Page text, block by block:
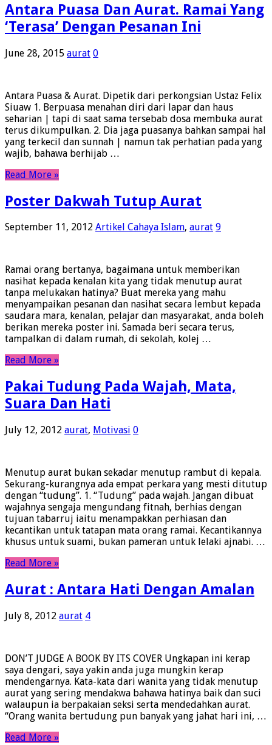
Antara Puasa Dan Aurat. Ramai Yang
‘Terasa’ Dengan Pesanan Ini
June 28, 2015 aurat 0
Antara Puasa & Aurat. Dipetik dari perkongsian Ustaz Felix
Siuaw 1. Berpuasa menahan diri dari lapar dan haus
seharian | tapi di saat sama tersebab dosa membuka aurat
terus dikumpulkan. 2. Dia jaga puasanya bahkan sampai hal
yang terkecil dan sunnah | namun tak perhatian pada yang
wajib, bahawa berhijab …
Read More »
Poster Dakwah Tutup Aurat
September 11, 2012 Artikel Cahaya Islam, aurat 9
Ramai orang bertanya, bagaimana untuk memberikan
nasihat kepada kenalan kita yang tidak menutup aurat
tanpa melukakan hatinya? Buat mereka yang mahu
menyampaikan pesanan dan nasihat secara lembut kepada
saudara mara, kenalan, pelajar dan masyarakat, anda boleh
berikan mereka poster ini. Samada beri secara terus,
tampalkan di dalam rumah, di sekolah, kolej …
Read More »
Pakai Tudung Pada Wajah, Mata,
Suara Dan Hati
July 12, 2012 aurat, Motivasi 0
Menutup aurat bukan sekadar menutup rambut di kepala.
Sekurang-kurangnya ada empat perkara yang mesti ditutup
dengan “tudung”. 1. “Tudung” pada wajah. Jangan dibuat
wajahnya sengaja mengundang fitnah, berhias dengan
tujuan tabarruj iaitu menampakkan perhiasan dan
kecantikan untuk tatapan mata orang ramai. Kecantikannya
khusus untuk suami, bukan pameran untuk lelaki ajnabi. …
Read More »
Aurat : Antara Hati Dengan Amalan
July 8, 2012 aurat 4
DON’T JUDGE A BOOK BY ITS COVER Ungkapan ini kerap
saya dengari, saya yakin anda juga mungkin kerap
mendengarnya. Kata-kata dari wanita yang tidak menutup
aurat yang sering mendakwa bahawa hatinya baik dan suci
walaupun ia berpakaian seksi serta mendedahkan aurat.
“Orang wanita bertudung pun banyak yang jahat hari ini, …
Read More »